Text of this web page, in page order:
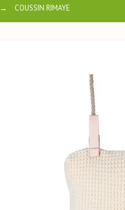
→ COUSSIN RIMAYE